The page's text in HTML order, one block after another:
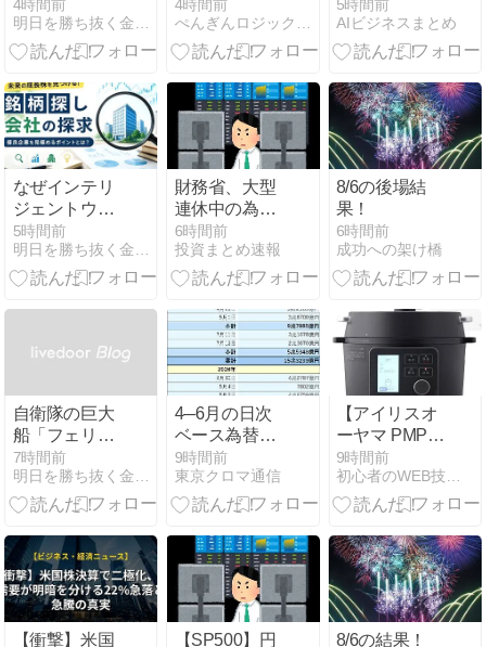
者と農家から
見る米価の現
4時間前
明日を勝ち抜く金融、マネー
で年金受給額
が足りなくな
4時間前
ぺんぎんロジックFP講座
が消滅危機？
行政による過
市長が猛反発
5時間前
AIビジネスまとめ
なぜインテリ
ジェントウェ
イブの株価は
上がったの
か？決済シス
5時間前
明日を勝ち抜く金融、マネー
財務省、大型
連休中の為替
介入日数は3
日間＝総額11
兆7349億円
6時間前
投資まとめ速報
8/6の後場結
果！
6時間前
成功への架け橋
自衛隊の巨大
船「フェリー
活用」の狙い
とは？地震発
生時に期待さ
説
7時間前
明日を勝ち抜く金融、マネー
4─6月の日次
ベース為替介
入額が判明、
4月30日─5月6
日に計3回11.7
9時間前
東京クロマ通信
【アイリスオ
ーヤマ PMPC-
MA2-B レビュ
ー】これ1台
でほったらか
ちゃの煮物も
サラダチキン
も絶品に仕上
がる電気圧力
鍋の魅力
9時間前
初心者のWEB技術習得の軌跡
【衝撃】米国
【SP500】円
8/6の結果！